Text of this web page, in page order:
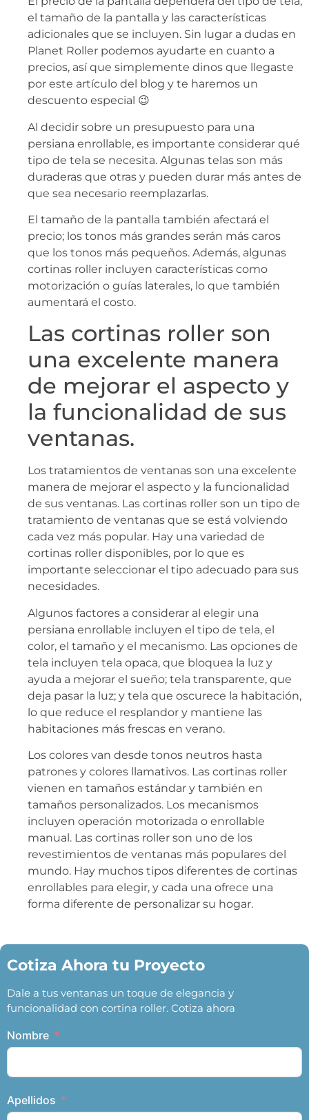
el tamaño de la pantalla y las características
adicionales que se incluyen. Sin lugar a dudas en
Planet Roller podemos ayudarte en cuanto a
precios, así que simplemente dinos que llegaste
por este artículo del blog y te haremos un
descuento especial 😉
Al decidir sobre un presupuesto para una
persiana enrollable, es importante considerar qué
tipo de tela se necesita. Algunas telas son más
duraderas que otras y pueden durar más antes de
que sea necesario reemplazarlas.
El tamaño de la pantalla también afectará el
precio; los tonos más grandes serán más caros
que los tonos más pequeños. Además, algunas
cortinas roller incluyen características como
motorización o guías laterales, lo que también
aumentará el costo.
Las cortinas roller son
una excelente manera
de mejorar el aspecto y
la funcionalidad de sus
ventanas.
Los tratamientos de ventanas son una excelente
manera de mejorar el aspecto y la funcionalidad
de sus ventanas. Las cortinas roller son un tipo de
tratamiento de ventanas que se está volviendo
cada vez más popular. Hay una variedad de
cortinas roller disponibles, por lo que es
importante seleccionar el tipo adecuado para sus
necesidades.
Algunos factores a considerar al elegir una
persiana enrollable incluyen el tipo de tela, el
color, el tamaño y el mecanismo. Las opciones de
tela incluyen tela opaca, que bloquea la luz y
ayuda a mejorar el sueño; tela transparente, que
deja pasar la luz; y tela que oscurece la habitación,
lo que reduce el resplandor y mantiene las
habitaciones más frescas en verano.
Los colores van desde tonos neutros hasta
patrones y colores llamativos. Las cortinas roller
vienen en tamaños estándar y también en
tamaños personalizados. Los mecanismos
incluyen operación motorizada o enrollable
manual. Las cortinas roller son uno de los
revestimientos de ventanas más populares del
mundo. Hay muchos tipos diferentes de cortinas
enrollables para elegir, y cada una ofrece una
forma diferente de personalizar su hogar.
Cotiza Ahora tu Proyecto
Dale a tus ventanas un toque de elegancia y
funcionalidad con cortina roller. Cotiza ahora
Nombre
Apellidos